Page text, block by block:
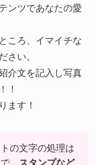
ンツであなたの愛
ころ、イマイチな
さい。
介文を記入し写真
！
ます！
の文字の処理は
、
スタンプなど